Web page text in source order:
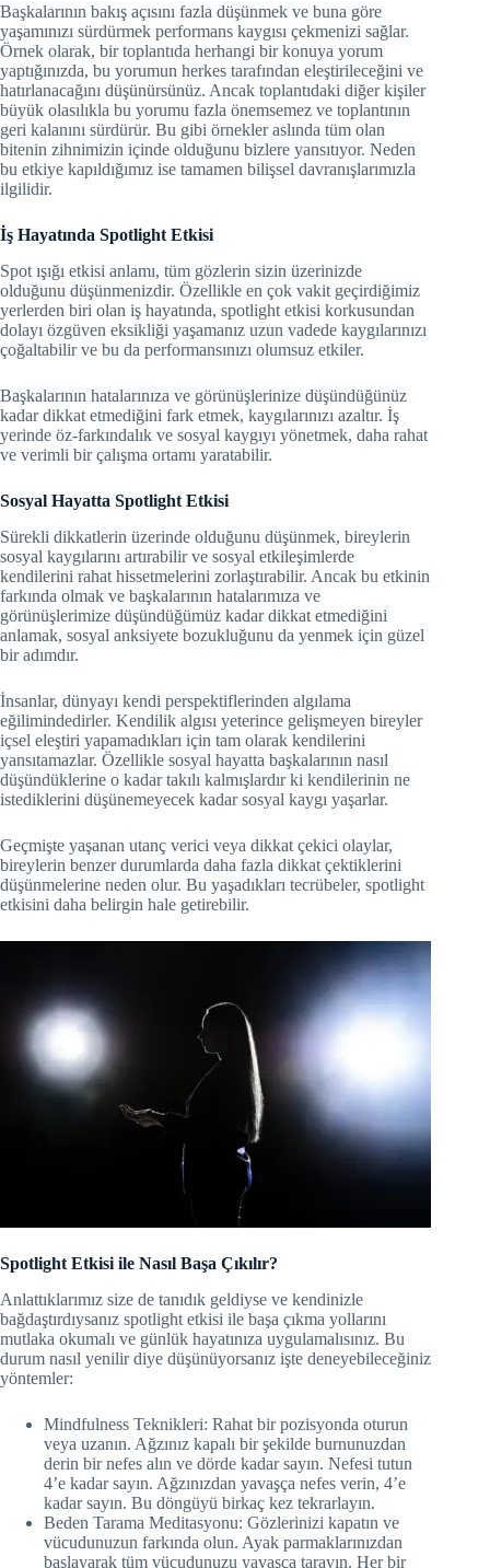
Başkalarının bakış açısını fazla düşünmek ve buna göre
yaşamınızı sürdürmek performans kaygısı çekmenizi sağlar.
Örnek olarak, bir toplantıda herhangi bir konuya yorum
yaptığınızda, bu yorumun herkes tarafından eleştirileceğini ve
hatırlanacağını düşünürsünüz. Ancak toplantıdaki diğer kişiler
büyük olasılıkla bu yorumu fazla önemsemez ve toplantının
geri kalanını sürdürür. Bu gibi örnekler aslında tüm olan
bitenin zihnimizin içinde olduğunu bizlere yansıtıyor. Neden
bu etkiye kapıldığımız ise tamamen bilişsel davranışlarımızla
ilgilidir.
İş Hayatında Spotlight Etkisi
Spot ışığı etkisi anlamı, tüm gözlerin sizin üzerinizde
olduğunu düşünmenizdir. Özellikle en çok vakit geçirdiğimiz
yerlerden biri olan iş hayatında, spotlight etkisi korkusundan
dolayı özgüven eksikliği yaşamanız uzun vadede kaygılarınızı
çoğaltabilir ve bu da performansınızı olumsuz etkiler.
Başkalarının hatalarınıza ve görünüşlerinize düşündüğünüz
kadar dikkat etmediğini fark etmek, kaygılarınızı azaltır. İş
yerinde öz-farkındalık ve sosyal kaygıyı yönetmek, daha rahat
ve verimli bir çalışma ortamı yaratabilir.
Sosyal Hayatta Spotlight Etkisi
Sürekli dikkatlerin üzerinde olduğunu düşünmek, bireylerin
sosyal kaygılarını artırabilir ve sosyal etkileşimlerde
kendilerini rahat hissetmelerini zorlaştırabilir. Ancak bu etkinin
farkında olmak ve başkalarının hatalarımıza ve
görünüşlerimize düşündüğümüz kadar dikkat etmediğini
anlamak, sosyal anksiyete bozukluğunu da yenmek için güzel
bir adımdır.
İnsanlar, dünyayı kendi perspektiflerinden algılama
eğilimindedirler. Kendilik algısı yeterince gelişmeyen bireyler
içsel eleştiri yapamadıkları için tam olarak kendilerini
yansıtamazlar. Özellikle sosyal hayatta başkalarının nasıl
düşündüklerine o kadar takılı kalmışlardır ki kendilerinin ne
istediklerini düşünemeyecek kadar sosyal kaygı yaşarlar.
Geçmişte yaşanan utanç verici veya dikkat çekici olaylar,
bireylerin benzer durumlarda daha fazla dikkat çektiklerini
düşünmelerine neden olur. Bu yaşadıkları tecrübeler, spotlight
etkisini daha belirgin hale getirebilir.
Spotlight Etkisi ile Nasıl Başa Çıkılır?
Anlattıklarımız size de tanıdık geldiyse ve kendinizle
bağdaştırdıysanız spotlight etkisi ile başa çıkma yollarını
mutlaka okumalı ve günlük hayatınıza uygulamalısınız. Bu
durum nasıl yenilir diye düşünüyorsanız işte deneyebileceğiniz
yöntemler:
Mindfulness Teknikleri: Rahat bir pozisyonda oturun
veya uzanın. Ağzınız kapalı bir şekilde burnunuzdan
derin bir nefes alın ve dörde kadar sayın. Nefesi tutun
4’e kadar sayın. Ağzınızdan yavaşça nefes verin, 4’e
kadar sayın. Bu döngüyü birkaç kez tekrarlayın.
Beden Tarama Meditasyonu: Gözlerinizi kapatın ve
vücudunuzun farkında olun. Ayak parmaklarınızdan
başlayarak tüm vücudunuzu yavaşça tarayın. Her bir